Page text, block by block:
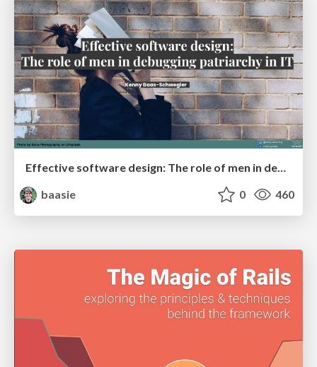
Effective software design: The role of men in debugging patriarchy in IT @ Voxxed Days AMS
baasie
0 460